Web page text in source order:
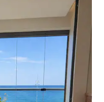
destacados